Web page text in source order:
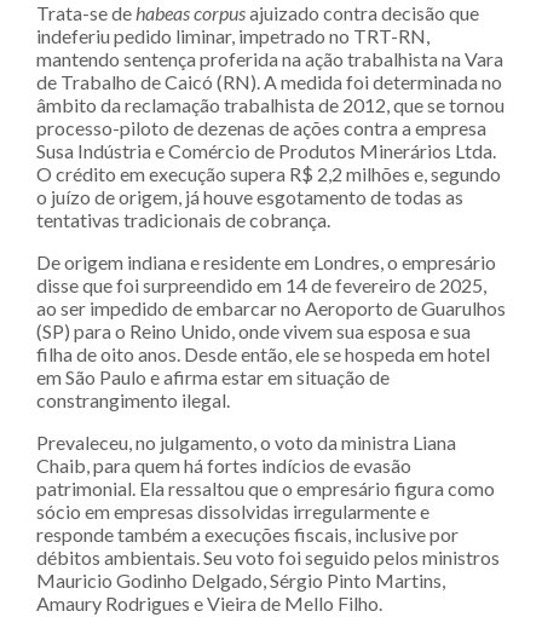
Trata-se dehabeas corpusajuizado contra decisão que
indeferiu pedido liminar, impetrado no TRT-RN,
mantendo sentença proferida na ação trabalhista na Vara
de Trabalho de Caicó (RN). A medida foi determinada no
âmbito da reclamação trabalhista de 2012, que se tornou
processo-piloto de dezenas de ações contra a empresa
Susa Indústria e Comércio de Produtos Minerários Ltda.
O crédito em execução supera R$ 2,2 milhões e, segundo
o juízo de origem, já houve esgotamento de todas as
tentativas tradicionais de cobrança.
De origem indiana e residente em Londres, o empresário
disse que foi surpreendido em 14 de fevereiro de 2025,
ao ser impedido de embarcar no Aeroporto de Guarulhos
(SP) para o Reino Unido, onde vivem sua esposa e sua
filha de oito anos. Desde então, ele se hospeda em hotel
em São Paulo e afirma estar em situação de
constrangimento ilegal.
Prevaleceu, no julgamento, o voto da ministra Liana
Chaib, para quem há fortes indícios de evasão
patrimonial. Ela ressaltou que o empresário figura como
sócio em empresas dissolvidas irregularmente e
responde também a execuções fiscais, inclusive por
débitos ambientais. Seu voto foi seguido pelos ministros
Mauricio Godinho Delgado, Sérgio Pinto Martins,
Amaury Rodrigues e Vieira de Mello Filho.